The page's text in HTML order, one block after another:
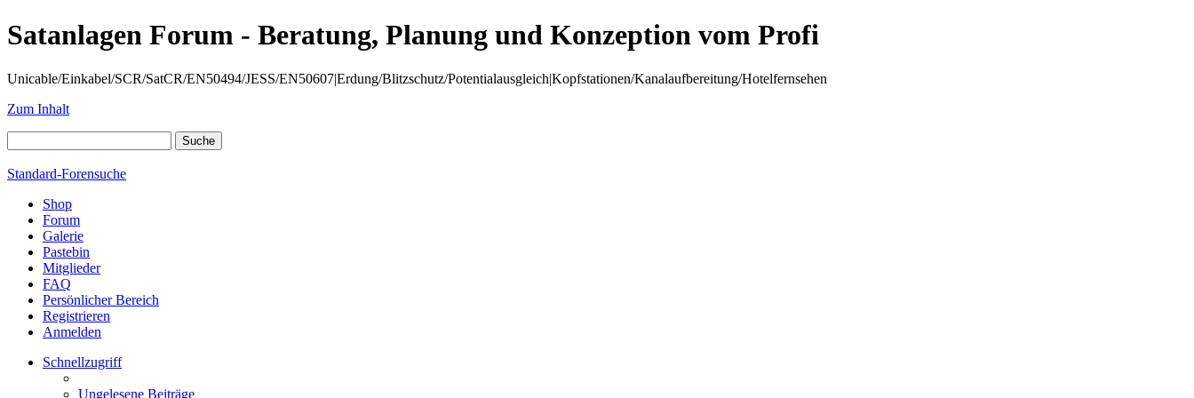
Satanlagen Forum - Beratung, Planung und Konzeption vom Profi
Unicable/Einkabel/SCR/SatCR/EN50494/JESS/EN50607|Erdung/Blitzschutz/Potentialausgleich|Kopfstationen/Kanalaufbereitung/Hotelfernsehen
Zum Inhalt
Standard-Forensuche
Shop
Forum
Galerie
Pastebin
Mitglieder
FAQ
Persönlicher Bereich
Registrieren
Anmelden
Schnellzugriff
Ungelesene Beiträge